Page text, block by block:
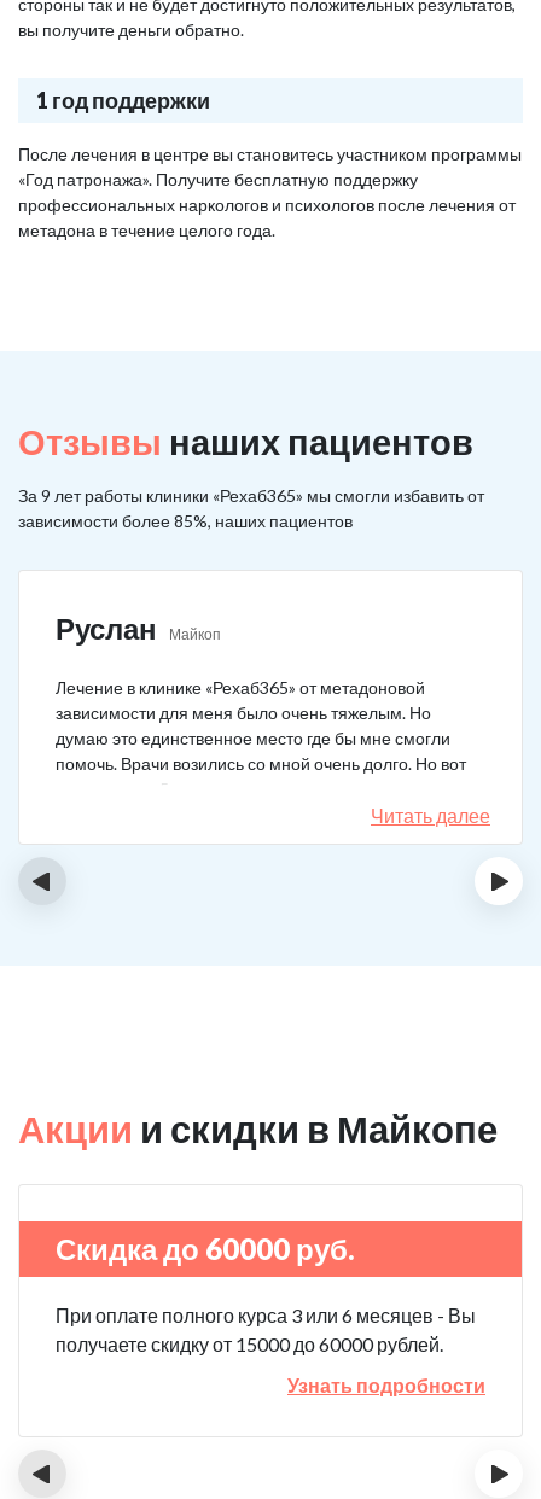
стороны так и не будет достигнуто положительных результатов,
вы получите деньги обратно.
1 год поддержки
После лечения в центре вы становитесь участником программы
«Год патронажа». Получите бесплатную поддержку
профессиональных наркологов и психологов после лечения от
метадона в течение целого года.
Отзывы наших пациентов
За 9 лет работы клиники «Рехаб365» мы смогли избавить от
зависимости более 85%, наших пациентов
Руслан Майкоп
Лечение в клинике «Рехаб365» от метадоновой
зависимости для меня было очень тяжелым. Но
думаю это единственное место где бы мне смогли
помочь. Врачи возились со мной очень долго. Но вот
теперь я уже 5 месяцев не принимаю наркотики.
Читать далее
‹ ›
Акции и скидки в Майкопе
Скидка до 60000 руб.
При оплате полного курса 3 или 6 месяцев - Вы
получаете скидку от 15000 до 60000 рублей.
Узнать подробности
‹ ›